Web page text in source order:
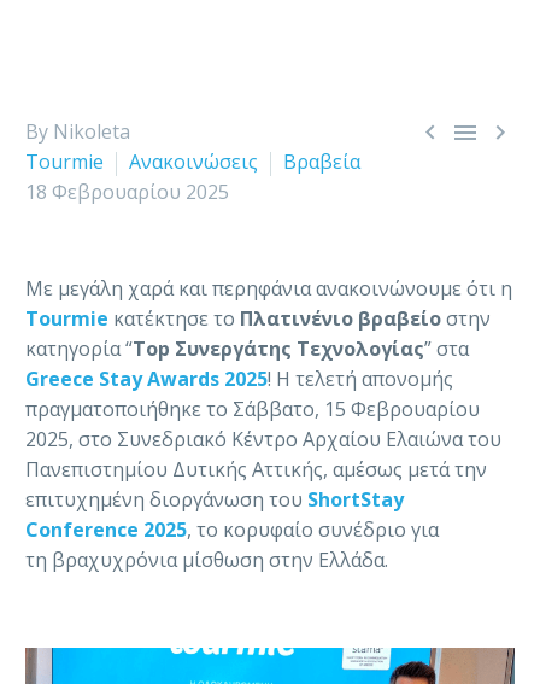
  
By Nikoleta
Tourmie
Ανακοινώσεις
Βραβεία
18 Φεβρουαρίου 2025
Με μεγάλη χαρά και περηφάνια ανακοινώνουμε ότι η
Tourmie κατέκτησε το Πλατινένιο βραβείοστην
κατηγορία “Top Συνεργάτης Τεχνολογίας” στα
Greece Stay Awards 2025! Η τελετή απονομής
πραγματοποιήθηκε το Σάββατο, 15 Φεβρουαρίου
2025, στο Συνεδριακό Κέντρο Αρχαίου Ελαιώνα του
Πανεπιστημίου Δυτικής Αττικής, αμέσως μετά την
επιτυχημένη διοργάνωση του ShortStay
Conference 2025, το κορυφαίο συνέδριο για
τη βραχυχρόνια μίσθωση στην Ελλάδα.